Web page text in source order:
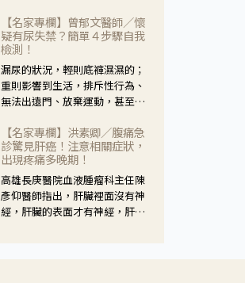
了，這時候就要使用菊花、金銀
花來治療；假如單純的眼睛乾
澀，結膜沒有紅，眼睛周圍沒有
眼屎，這種情況是屬於「陰
虛」，就可以使用枸杞、蓮藕、
麥門冬、山藥等比較滋潤的藥
特別注意用法用量，使用過多或
是浸泡太久，容易腐蝕蔬菜的纖
維，讓菜軟掉不清脆。
【名家專欄】曾郁文醫師／懷
疑有尿失禁？簡單４步驟自我
檢測！
漏尿的狀況，輕則底褲濕濕的；
重則影響到生活，排斥性行為、
無法出遠門、放棄運動，甚至怕
禁」的症狀，長期下來不敢與朋
友往來，低潮陰霾造成憂鬱症。
【名家專欄】洪素卿／腹痛急
診驚見肝癌！注意相關症狀，
出現疼痛多晚期！
高雄長庚醫院血液腫瘤科主任陳
彥仰醫師指出，肝臟裡面沒有神
經，肝臟的表面才有神經，肝臟